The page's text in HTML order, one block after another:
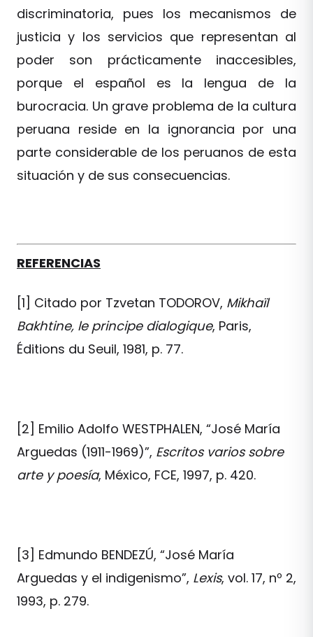
discriminatoria, pues los mecanismos de
justicia y los servicios que representan al
poder son prácticamente inaccesibles,
porque el español es la lengua de la
burocracia. Un grave problema de la cultura
peruana reside en la ignorancia por una
parte considerable de los peruanos de esta
situación y de sus consecuencias.
REFERENCIAS
[1] Citado por Tzvetan TODOROV, Mikhaïl
Bakhtine, le principe dialogique, Paris,
Éditions du Seuil, 1981, p. 77.
[2] Emilio Adolfo WESTPHALEN, “José María
Arguedas (1911-1969)”, Escritos varios sobre
arte y poesía, México, FCE, 1997, p. 420.
[3] Edmundo BENDEZÚ, “José María
Arguedas y el indigenismo”, Lexis, vol. 17, nº 2,
1993, p. 279.